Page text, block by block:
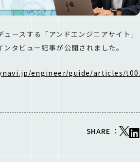
ースする「アンドエンジニアサイト」
タビュー記事が公開されました。
engineer/guide/articles/
SHARE ：